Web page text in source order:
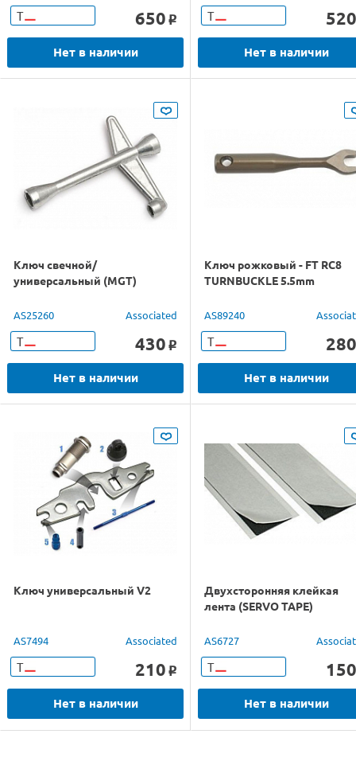
Т 650 o
Нет в наличии
Т 520
Нет в наличии
Ключ свечной/
универсальный (MGT)
AS25260 Associated
Т 430 o
Нет в наличии
Ключ рожковый - FT RC8
TURNBUCKLE 5.5mm
AS89240
Т 280
Нет в наличии
Ключ универсальный V2
AS7494 Associated
Т 210 o
Нет в наличии
Двухсторонняя клейкая
лента (SERVO TAPE)
AS6727
Т 150
Нет в наличии